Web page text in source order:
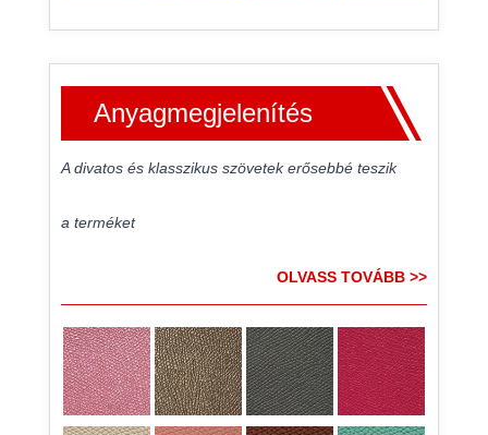
Anyagmegjelenítés
A divatos és klasszikus szövetek erősebbé teszik
a terméket
OLVASS TOVÁBB >>